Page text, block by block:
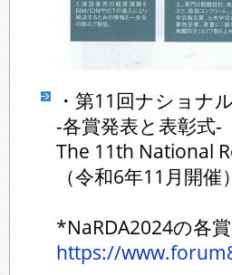
・第11回ナショナ
-各賞発表と表彰式-
The 11th National
（令和6年11月開催）
*NaRDA2024の各
https://